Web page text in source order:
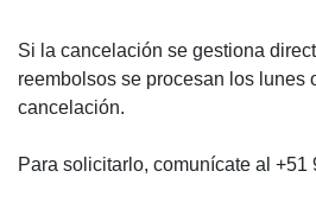
Si la cancelación se gestiona
reembolsos se procesan los lunes
cancelación.
Para solicitarlo, comunícate al +51